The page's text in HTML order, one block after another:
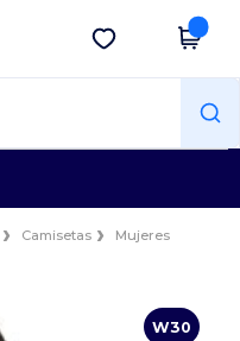
Descargar app
Camisetas
Mujeres
W30